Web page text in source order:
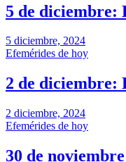
5 de diciembre:
5 diciembre, 2024
Efemérides de hoy
2 de diciembre:
2 diciembre, 2024
Efemérides de hoy
30 de